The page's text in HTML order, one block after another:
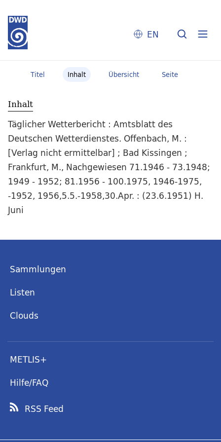
EN
Titel Inhalt Übersicht Seite
Inhalt
Täglicher Wetterbericht : Amtsblatt des
Deutschen Wetterdienstes. Offenbach, M. :
[Verlag nicht ermittelbar] ; Bad Kissingen ;
Frankfurt, M., Nachgewiesen 71.1946 - 73.1948;
1949 - 1952; 81.1956 - 100.1975, 1946-1975,
-1952, 1956,5.5.-1958,30.Apr. : (23.6.1951) H.
Juni
Sammlungen
Listen
Clouds
METLIS+
Hilfe/FAQ
RSS Feed